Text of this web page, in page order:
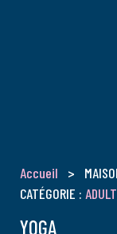
Accueil >
CATÉGORIE :
YOGA